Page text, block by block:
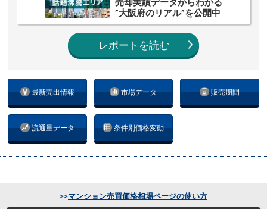
最新売出情報 市場データ 販売期間
流通量データ 条件別価格変動
売却実績データからわかる
”大阪府のリアル”を公開中
レポートを読む
>>マンション売買価格相場ページの使い方